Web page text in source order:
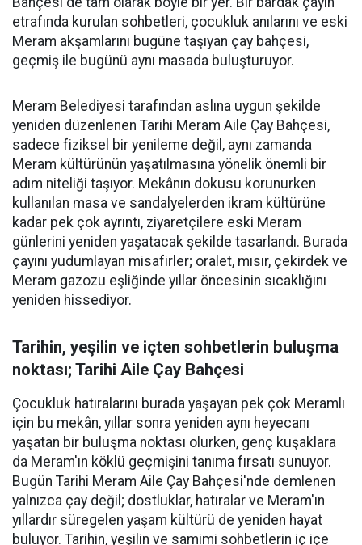
etrafında kurulan sohbetleri, çocukluk anılarını ve eski
Meram akşamlarını bugüne taşıyan çay bahçesi,
geçmiş ile bugünü aynı masada buluşturuyor.
Meram Belediyesi tarafından aslına uygun şekilde
yeniden düzenlenen Tarihi Meram Aile Çay Bahçesi,
sadece fiziksel bir yenileme değil, aynı zamanda
Meram kültürünün yaşatılmasına yönelik önemli bir
adım niteliği taşıyor. Mekânın dokusu korunurken
kullanılan masa ve sandalyelerden ikram kültürüne
kadar pek çok ayrıntı, ziyaretçilere eski Meram
günlerini yeniden yaşatacak şekilde tasarlandı. Burada
çayını yudumlayan misafirler; oralet, mısır, çekirdek ve
Meram gazozu eşliğinde yıllar öncesinin sıcaklığını
yeniden hissediyor.
Tarihin, yeşilin ve içten sohbetlerin buluşma
noktası; Tarihi Aile Çay Bahçesi
Çocukluk hatıralarını burada yaşayan pek çok Meramlı
için bu mekân, yıllar sonra yeniden aynı heyecanı
yaşatan bir buluşma noktası olurken, genç kuşaklara
da Meram'ın köklü geçmişini tanıma fırsatı sunuyor.
Bugün Tarihi Meram Aile Çay Bahçesi'nde demlenen
yalnızca çay değil; dostluklar, hatıralar ve Meram'ın
yıllardır süregelen yaşam kültürü de yeniden hayat
buluyor. Tarihin, yeşilin ve samimi sohbetlerin iç içe